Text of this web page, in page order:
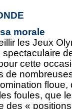
morale
les Jeux
cette
de
foules, que
des «